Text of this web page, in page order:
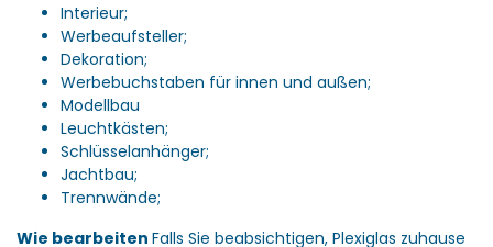
Interieur;
Werbeaufsteller;
Dekoration;
Werbebuchstaben für innen und außen;
Modellbau
Leuchtkästen;
Schlüsselanhänger;
Jachtbau;
Trennwände;
Wie bearbeiten Falls Sie beabsichtigen, Plexiglas zuhause